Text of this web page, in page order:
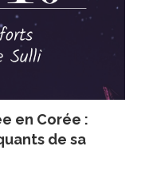
en Corée :
de sa